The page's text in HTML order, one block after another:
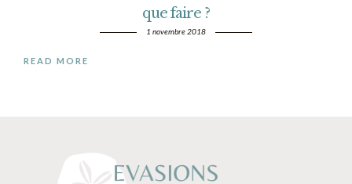
que faire ?
1 novembre 2018
READ MORE